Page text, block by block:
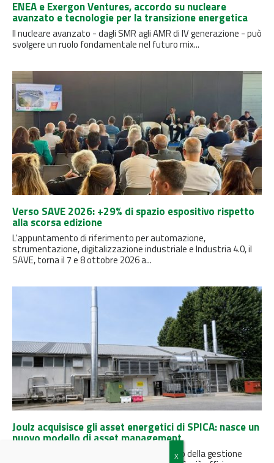
ENEA e Exergon Ventures, accordo su nucleare
avanzato e tecnologie per la transizione energetica
Il nucleare avanzato - dagli SMR agli AMR di IV generazione - può
svolgere un ruolo fondamentale nel futuro mix...
Verso SAVE 2026: +29% di spazio espositivo rispetto
alla scorsa edizione
L'appuntamento di riferimento per automazione,
strumentazione, digitalizzazione industriale e Industria 4.0, il
SAVE, torna il 7 e 8 ottobre 2026 a...
Joulz acquisisce gli asset energetici di SPICA: nasce un
nuovo modello di asset management
Un’operazione strategica che segna il futuro della gestione